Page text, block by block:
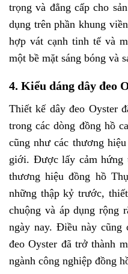
trọng và đẳng cấp cho
dụng trên phần khung
hợp vát cạnh tinh tế và
một bề mặt sáng bóng và
4. Kiểu dáng dây đeo
Thiết kế dây đeo Oyster
trong các dòng đồng hồ
cũng như các thương
giới. Được lấy cảm hứng
thương hiệu đồng hồ
những thập kỷ trước,
chuộng và áp dụng rộng
ngày nay. Điều này cũng
đeo Oyster đã trở thành
ngành công nghiệp đồng